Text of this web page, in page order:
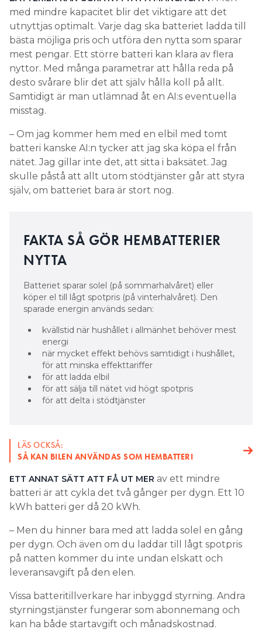
batteriet kan komma att utnyttjas hårdare, alltså
laddas ur med högre C-tal, för att avge samma
effekt.
– Om du började med 40 kWh och batteriet har
degraderats till 20 kWh då slits det mer om du
använder det för samma tillämpning som från
början.
Om effektuttaget är detsamma kommer det
effektiva C-talet vara högre när kapaciteten
minskar. Om lasten är 5 kW och batteriet är på 40
kWh blir C-talet 0,125 (5/40). Men om kapaciteten
har sjunkit över tid till 20 kWh blir C-talet 0,25,
misstag.
– Om jag kommer hem med en elbil med tomt
batteri kanske AI:n tycker att jag ska köpa el från
nätet. Jag gillar inte det, att sitta i baksätet. Jag
skulle påstå att allt utom stödtjänster går att styra
själv, om batteriet bara är stort nog.
FAKTA SÅ GÖR HEMBATTERIER
NYTTA
Batteriet sparar solel (på sommarhalvåret) eller
köper el till lågt spotpris (på vinterhalvåret). Den
kvällstid när hushållet i allmänhet behöver mest
energi
när mycket effekt behövs samtidigt i hushållet,
för att minska effekttariffer
för att sälja till nätet vid högt spotpris
för att delta i stödtjänster
LÄS OCKSÅ:
SÅ KAN BILEN ANVÄNDAS SOM HEMBATTERI
ETT ANNAT SÄTT ATT FÅ UT MER
batteri är att cykla det två gånger per dygn. Ett 10
kWh batteri ger då 20 kWh.
per dygn. Och även om du laddar till lågt spotpris
på natten kommer du inte undan elskatt och
leveransavgift på den elen.
Vissa batteritillverkare har inbyggd styrning. Andra
styrningstjänster fungerar som abonnemang och
kan ha både startavgift och månadskostnad.
En annan faktor som kan bidra till om man ska AI-
styra batteriet är hur stor solcellsanläggning man
har. Med lite solceller kan AI hjälpa till att tajma om
elen ska användas direkt, om den ska säljas eller om
den ska lagras i batteriet.
– PÅ SENARE TID HAR DET GÅTT INFLATIONi att